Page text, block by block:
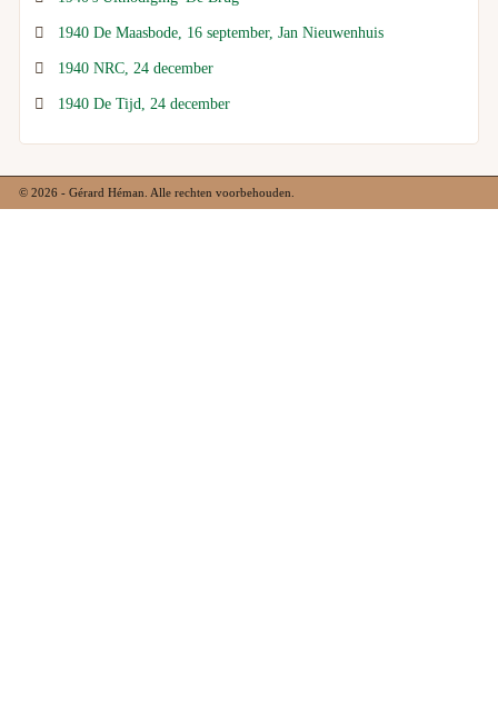
1940 De Maasbode, 16 september, Jan Nieuwenhuis
1940 NRC, 24 december
1940 De Tijd, 24 december
© 2026 - Gérard Héman. Alle rechten voorbehouden.